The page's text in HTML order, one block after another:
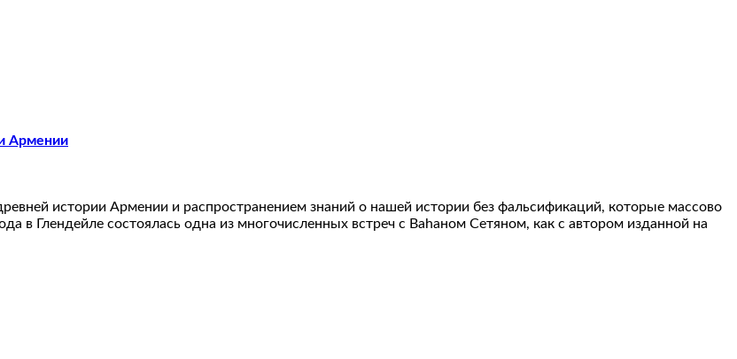
Армении
истории Армении и распространением знаний о нашей истории без фальсификаций, которые массово
в Глендейле состоялась одна из многочисленных встреч с Ваhаном Сетяном, как с автором изданной на